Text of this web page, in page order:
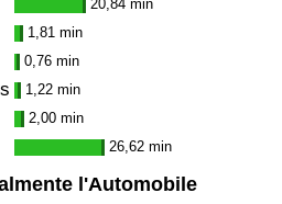
20,84 min
1,81 min
0,76 min
1,22 min
2,00 min
26,62 min
l'Automobile